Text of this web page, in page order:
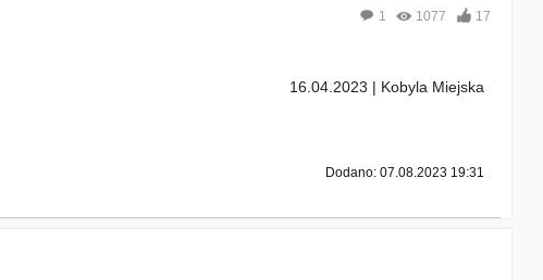
1 1077 17
16.04.2023 | Kobyla Miejska
Dodano: 07.08.2023 19:31